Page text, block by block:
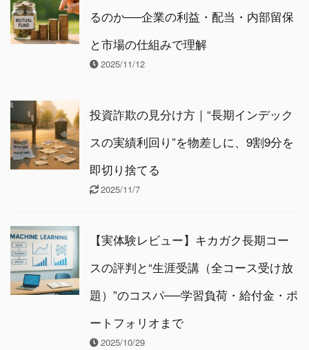
るのか──企業の利益・配当・内部留保
と市場の仕組みで理解
2025/11/12
投資詐欺の見分け方｜“長期インデック
スの実績利回り”を物差しに、9割9分を
即切り捨てる
2025/11/7
【実体験レビュー】キカガク長期コー
スの評判と“生涯受講（全コース受け放
題）”のコスパ──学習負荷・給付金・ポ
ートフォリオまで
2025/10/29